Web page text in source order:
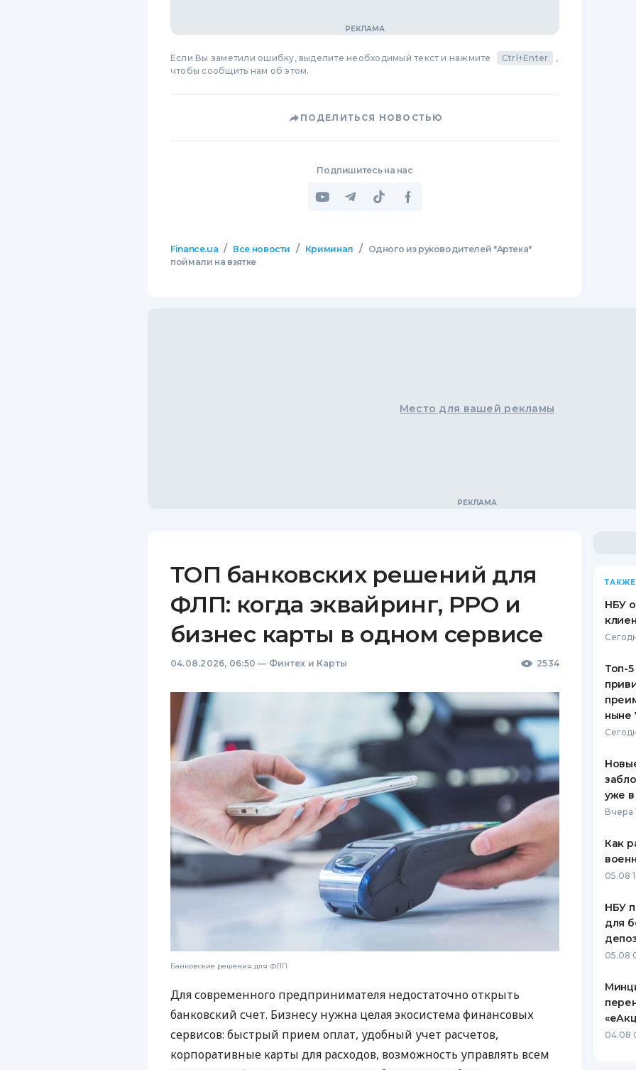
Если Вы заметили ошибку, выделите необходимый текст и нажмите Ctrl+Enter
,
чтобы сообщить нам об этом.
ПОДЕЛИТЬСЯ НОВОСТЬЮ
Подпишитесь на нас
Finance.ua / Все новости / Криминал /
Одного из руководителей "Артека"
поймали на взятке
Место для вашей рекламы
ТОП банковских решений для
ФЛП: когда эквайринг, РРО и
бизнес карты в одном сервисе
04.08.2026, 06:50 — Финтех и Карты 2534
Банковские решения для ФЛП
Для современного предпринимателя недостаточно открыть
банковский счет. Бизнесу нужна целая экосистема финансовых
сервисов: быстрый прием оплат, удобный учет расчетов,
корпоративные карты для расходов, возможность управлять всем
НБУ
Топ-
ныне
уже в
Вчера
Как
05.08
НБУ
для
05.08
04.08